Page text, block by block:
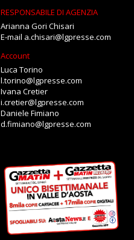
RESPONSABILE DI AGENZIA
Arianna Gori Chisari
E-mail a.chisari@lgpresse.com
Account
Luca Torino
l.torino@lgpresse.com
Ivana Cretier
i.cretier@lgpresse.com
Daniele Fimiano
d.fimiano@lgpresse.com